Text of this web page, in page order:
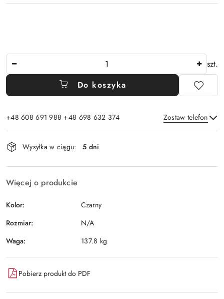
szt.
Do koszyka
+48 608 691 988 +48 698 632 374 Zostaw telefon
Dostępność
i
dostawa
Wysyłka w ciągu: 5 dni
Więcej o produkcie
Kolor:
Czarny
Rozmiar:
N/A
Waga:
137.8 kg
Pobierz produkt do PDF